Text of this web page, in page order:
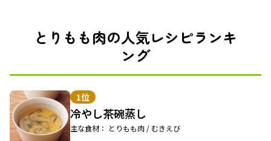
とりもも肉の人気レシピランキ
ング
1位
冷やし茶碗蒸し
主な食材： とりもも肉 / むきえび